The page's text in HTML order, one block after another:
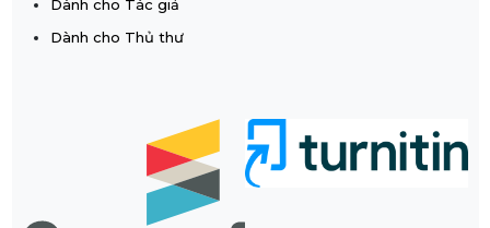
Dành cho Tác giả
Dành cho Thủ thư